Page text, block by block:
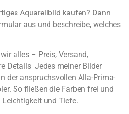
Aquarellbild kaufen? Dann
aus und beschreibe, welches
alles – Preis, Versand,
Details. Jedes meiner Bilder
der anspruchsvollen Alla-Prima-
So fließen die Farben frei und
und Tiefe.